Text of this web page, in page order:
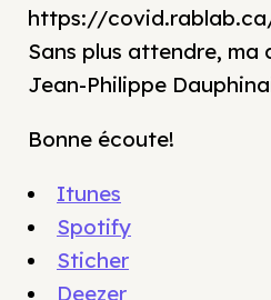
https://
Sans plus attendre, ma
Jean-Philippe
Bonne écoute!
Itunes
Spotify
Sticher
Deezer